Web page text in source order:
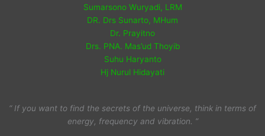
Sumarsono Wuryadi, LRM
DR. Drs Sunarto, MHum
Dr. Prayitno
Drs. PNA. Mas’ud Thoyib
Suhu Haryanto
Hj Nurul Hidayati
“ If you want to find the secrets of the universe, think in terms of
energy, frequency and vibration. ”